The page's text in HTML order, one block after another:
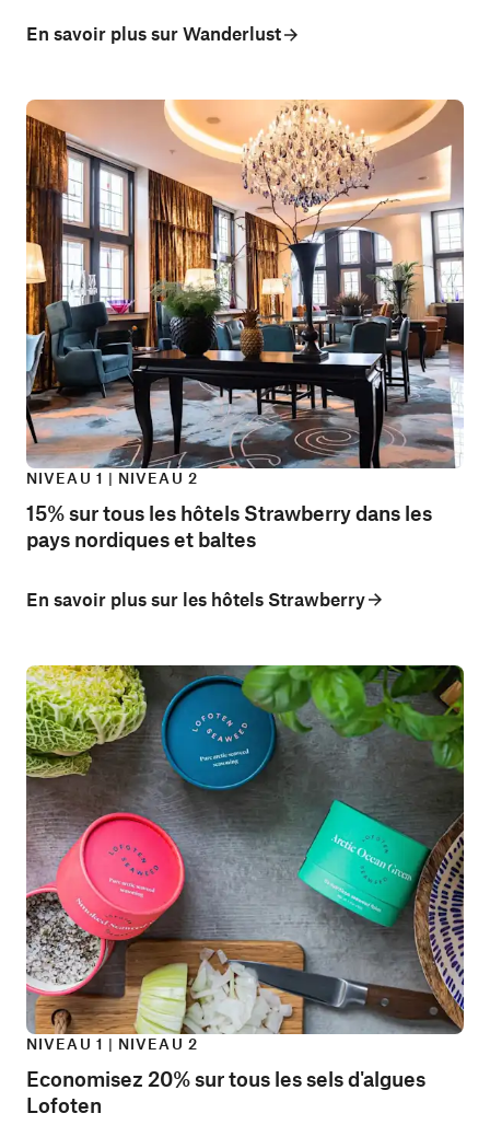
En savoir plus sur Wanderlust
NIVEAU 1 | NIVEAU 2
15% sur tous les hôtels Strawberry dans les
pays nordiques et baltes
En savoir plus sur les hôtels Strawberry
NIVEAU 1 | NIVEAU 2
Economisez 20% sur tous les sels d'algues
Lofoten